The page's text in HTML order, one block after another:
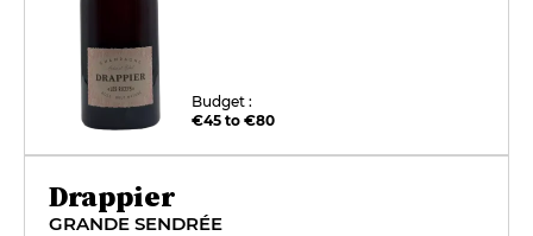
Budget :
€45 to €80
Drappier
GRANDE SENDRÉE